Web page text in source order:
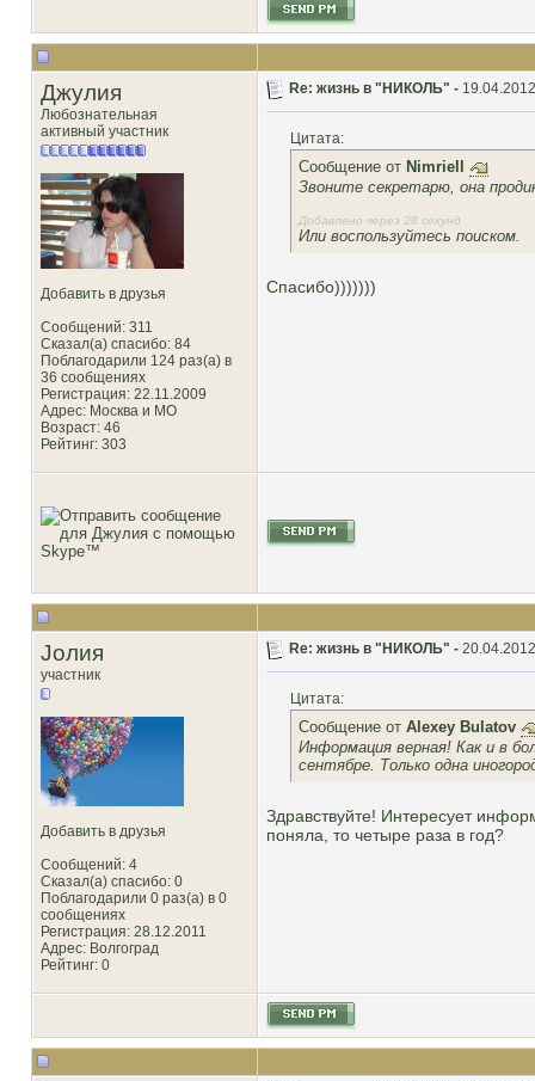
Джулия
Любознательная
активный участник
Добавить в друзья
Сообщений: 311
Сказал(а) спасибо: 84
Поблагодарили 124 раз(а) в
36 сообщениях
Регистрация: 22.11.2009
Адрес: Москва и МО
Возраст: 46
Рейтинг: 303
Re: жизнь в "НИКОЛЬ" -
Цитата:
Сообщение от Nimriell
Звоните секретарю, она
Добавлено через 28 секунд
Или воспользуйтесь поиском.
Спасибо)))))))
Joлия
участник
Добавить в друзья
Сообщений: 4
Сказал(а) спасибо: 0
Поблагодарили 0 раз(а) в 0
сообщениях
Регистрация: 28.12.2011
Адрес: Волгоград
Рейтинг: 0
Re: жизнь в "НИКОЛЬ" -
Цитата:
Сообщение от Alexey Bulatov
Информация верная! Как и в
сентябре. Только одна
Здравствуйте! Интересует
поняла, то четыре раза в год?